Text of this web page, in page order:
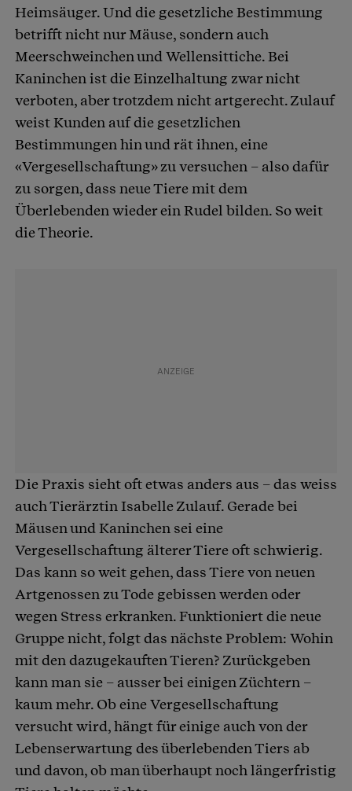
Heimsäuger. Und die gesetzliche Bestimmung
betrifft nicht nur Mäuse, sondern auch
Meerschweinchen und Wellensittiche. Bei
Kaninchen ist die Einzelhaltung zwar nicht
verboten, aber trotzdem nicht artgerecht. Zulauf
weist Kunden auf die gesetzlichen
Bestimmungen hin und rät ihnen, eine
«Vergesellschaftung» zu versuchen – also dafür
zu sorgen, dass neue Tiere mit dem
Überlebenden wieder ein Rudel bilden. So weit
die Theorie.
Die Praxis sieht oft etwas anders aus – das weiss
auch Tierärztin Isabelle Zulauf. Gerade bei
Mäusen und Kaninchen sei eine
Vergesellschaftung älterer Tiere oft schwierig.
Das kann so weit gehen, dass Tiere von neuen
Artgenossen zu Tode gebissen werden oder
wegen Stress erkranken. Funktioniert die neue
Gruppe nicht, folgt das nächste Problem: Wohin
mit den dazugekauften Tieren? Zurückgeben
kann man sie – ausser bei einigen Züchtern –
kaum mehr. Ob eine Vergesellschaftung
versucht wird, hängt für einige auch von der
Lebenserwartung des überlebenden Tiers ab
und davon, ob man überhaupt noch längerfristig